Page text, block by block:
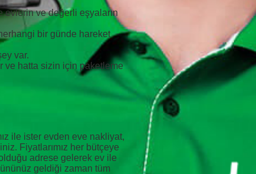
evlerin ve değerli eşyaların
bir günde hareket
var.
ve hatta sizin için paketleme
ile ister evden eve nakliyat,
Fiyatlarımız her bütçeye
adrese gelerek ev ile
geldiği zaman tüm